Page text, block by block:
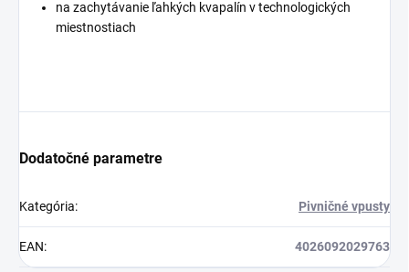
na zachytávanie ľahkých kvapalín v technologických
miestnostiach
Dodatočné parametre
Kategória: Pivničné vpusty
EAN: 4026092029763